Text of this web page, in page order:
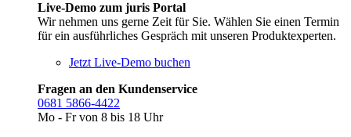
Live-Demo zum juris Portal
Wir nehmen uns gerne Zeit für Sie. Wählen Sie einen Termin
für ein ausführliches Gespräch mit unseren Produktexperten.
Jetzt Live-Demo buchen
Fragen an den Kundenservice
0681 5866-4422
Mo - Fr von 8 bis 18 Uhr